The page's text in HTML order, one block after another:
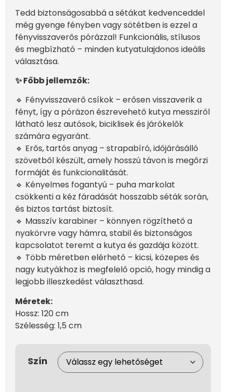
Tedd biztonságosabbá a sétákat kedvenceddel
még gyenge fényben vagy sötétben is ezzel a
fényvisszaverős pórázzal! Funkcionális, stílusos
és megbízható – minden kutyatulajdonos ideális
választása.
✨ Főbb jellemzők:
🔹 Fényvisszaverő csíkok – erősen visszaverik a
fényt, így a pórázon észrevehető kutya messziről
látható lesz autósok, biciklisek és járókelők
számára egyaránt.
🔹 Erős, tartós anyag – strapabíró, időjárásálló
szövetből készült, amely hosszú távon is megőrzi
formáját és funkcionalitását.
🔹 Kényelmes fogantyú – puha markolat
csökkenti a kéz fáradását hosszabb séták során,
és biztos tartást biztosít.
🔹 Masszív karabiner – könnyen rögzíthető a
nyakörvre vagy hámra, stabil és biztonságos
kapcsolatot teremt a kutya és gazdája között.
🔹 Több méretben elérhető – kicsi, közepes és
nagy kutyákhoz is megfelelő opció, hogy mindig a
legjobb illeszkedést választhasd.
Méretek:
Hossz: 120 cm
Szélesség: 1,5 cm
Szín